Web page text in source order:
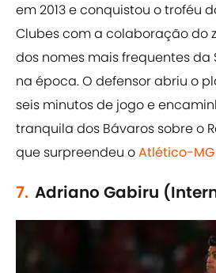
em 2013 e conquistou o troféu
Clubes com a colaboração do
dos nomes mais frequentes da
na época. O defensor abriu o
seis minutos de jogo e
tranquila dos Bávaros sobre o
que surpreendeu oAtlético-MG
7. Adriano Gabiru